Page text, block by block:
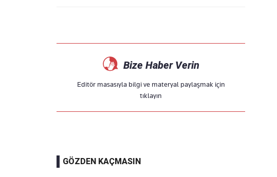
Bize Haber Verin
Editör masasıyla bilgi ve materyal paylaşmak için
tıklayın
GÖZDEN KAÇMASIN